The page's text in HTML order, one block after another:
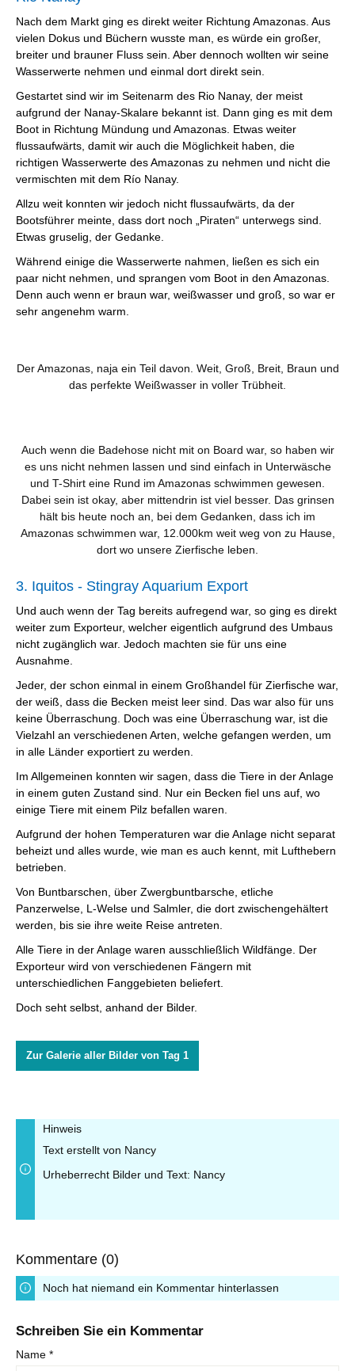
Nach dem Markt ging es direkt weiter Richtung Amazonas. Aus
vielen Dokus und Büchern wusste man, es würde ein großer,
breiter und brauner Fluss sein. Aber dennoch wollten wir seine
Wasserwerte nehmen und einmal dort direkt sein.
Gestartet sind wir im Seitenarm des Rio Nanay, der meist
aufgrund der Nanay-Skalare bekannt ist. Dann ging es mit dem
Boot in Richtung Mündung und Amazonas. Etwas weiter
flussaufwärts, damit wir auch die Möglichkeit haben, die
richtigen Wasserwerte des Amazonas zu nehmen und nicht die
vermischten mit dem Río Nanay.
Allzu weit konnten wir jedoch nicht flussaufwärts, da der
Bootsführer meinte, dass dort noch „Piraten“ unterwegs sind.
Etwas gruselig, der Gedanke.
Während einige die Wasserwerte nahmen, ließen es sich ein
paar nicht nehmen, und sprangen vom Boot in den Amazonas.
Denn auch wenn er braun war, weißwasser und groß, so war er
sehr angenehm warm.
Der Amazonas, naja ein Teil davon. Weit, Groß, Breit, Braun und
das perfekte Weißwasser in voller Trübheit.
Auch wenn die Badehose nicht mit on Board war, so haben wir
es uns nicht nehmen lassen und sind einfach in Unterwäsche
und T-Shirt eine Rund im Amazonas schwimmen gewesen.
Dabei sein ist okay, aber mittendrin ist viel besser. Das grinsen
hält bis heute noch an, bei dem Gedanken, dass ich im
Amazonas schwimmen war, 12.000km weit weg von zu Hause,
dort wo unsere Zierfische leben.
3. Iquitos - Stingray Aquarium Export
Und auch wenn der Tag bereits aufregend war, so ging es direkt
weiter zum Exporteur, welcher eigentlich aufgrund des Umbaus
nicht zugänglich war. Jedoch machten sie für uns eine
Ausnahme.
Jeder, der schon einmal in einem Großhandel für Zierfische war,
der weiß, dass die Becken meist leer sind. Das war also für uns
keine Überraschung. Doch was eine Überraschung war, ist die
Vielzahl an verschiedenen Arten, welche gefangen werden, um
in alle Länder exportiert zu werden.
Im Allgemeinen konnten wir sagen, dass die Tiere in der Anlage
in einem guten Zustand sind. Nur ein Becken fiel uns auf, wo
einige Tiere mit einem Pilz befallen waren.
Aufgrund der hohen Temperaturen war die Anlage nicht separat
beheizt und alles wurde, wie man es auch kennt, mit Lufthebern
betrieben.
Von Buntbarschen, über Zwergbuntbarsche, etliche
Panzerwelse, L-Welse und Salmler, die dort zwischengehältert
werden, bis sie ihre weite Reise antreten.
Alle Tiere in der Anlage waren ausschließlich Wildfänge. Der
Exporteur wird von verschiedenen Fängern mit
unterschiedlichen Fanggebieten beliefert.
Doch seht selbst, anhand der Bilder.
Zur Galerie aller Bilder von Tag 1
Hinweis
Text erstellt von Nancy
Urheberrecht Bilder und Text: Nancy
Kommentare (0)
Noch hat niemand ein Kommentar hinterlassen
Schreiben Sie ein Kommentar
Name *